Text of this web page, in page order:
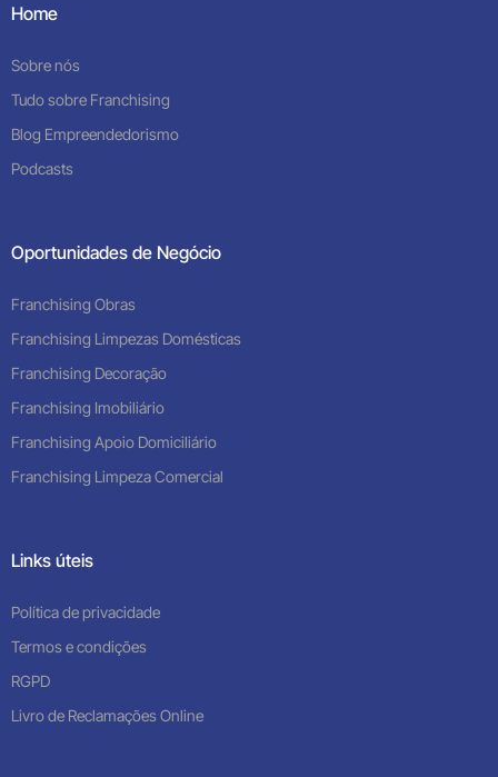
Home
Sobre nós
Tudo sobre Franchising
Blog Empreendedorismo
Podcasts
Oportunidades de Negócio
Franchising Obras
Franchising Limpezas Domésticas
Franchising Decoração
Franchising Imobiliário
Franchising Apoio Domiciliário
Franchising Limpeza Comercial
Links úteis
Política de privacidade
Termos e condições
RGPD
Livro de Reclamações Online